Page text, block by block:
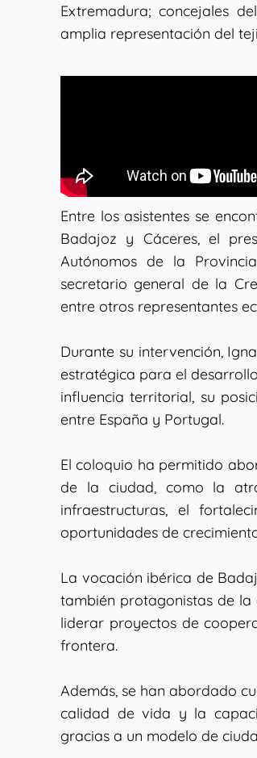
Extremadura; concejales
amplia representación del
Entre los asistentes se
Badajoz y Cáceres, el
Autónomos de la
secretario general de la
entre otros representantes
Durante su intervención,
estratégica para el
influencia territorial, su
entre España y Portugal.
El coloquio ha permitido
de la ciudad, como la
infraestructuras, el
oportunidades de
La vocación ibérica de
también protagonistas de
liderar proyectos de
frontera.
Además, se han abordado
calidad de vida y la
gracias a un modelo de